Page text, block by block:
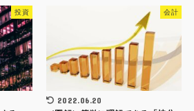
投資 会計
2022.06.20